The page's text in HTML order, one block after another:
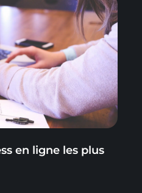
en ligne les plus